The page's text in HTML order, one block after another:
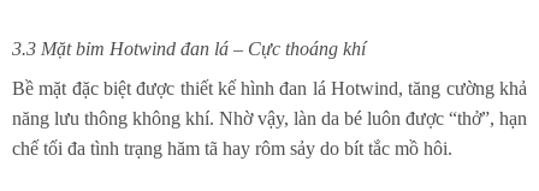
3.3 Mặt bỉm Hotwind đan lá – Cực thoáng khí
Bề mặt đặc biệt được thiết kế hình đan lá Hotwind, tăng cường khả
năng lưu thông không khí. Nhờ vậy, làn da bé luôn được “thở”, hạn
chế tối đa tình trạng hăm tã hay rôm sảy do bít tắc mồ hôi.